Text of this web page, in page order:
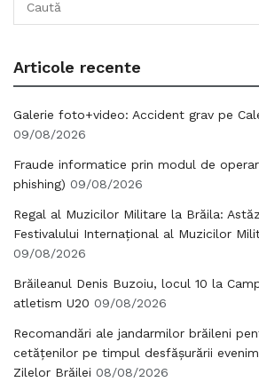
Articole recente
Galerie foto+video: Accident grav pe
09/08/2026
Fraude informatice prin modul de
phishing) 09/08/2026
Regal al Muzicilor Militare la Brăila:
Festivalului Internațional al Muzicilor
09/08/2026
Brăileanul Denis Buzoiu, locul 10 la
atletism U20 09/08/2026
Recomandări ale jandarmilor brăileni
cetățenilor pe timpul desfășurării
Zilelor Brăilei 08/08/2026